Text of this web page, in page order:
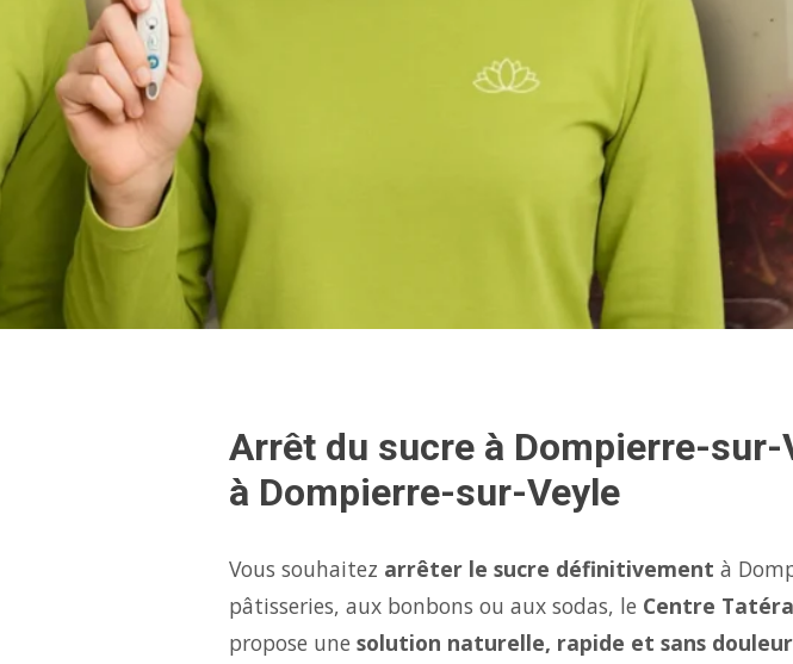
Arrêt du sucre à Dompierre-
à Dompierre-sur-Veyle
Vous souhaitez arrêter le sucre définitivement à
pâtisseries, aux bonbons ou aux sodas, le Centre
propose une solution naturelle, rapide et sans douleur